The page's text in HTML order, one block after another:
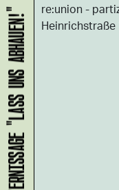
re:union -
Heinrichstraße
HANS B: VERNISSAGE "LASS UNS ABHAUEN!"